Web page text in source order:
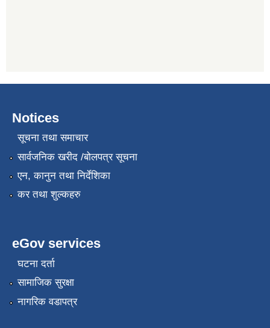
Notices
सूचना तथा समाचार
सार्वजनिक खरीद /बोलपत्र सूचना
एन, कानुन तथा निर्देशिका
कर तथा शुल्कहरु
eGov services
घटना दर्ता
सामाजिक सुरक्षा
नागरिक वडापत्र